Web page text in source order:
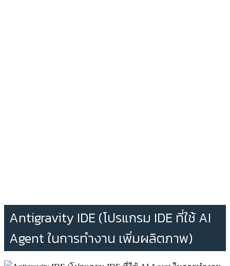
Antigravity IDE (โปรแกรม IDE ที่ใช้ AI
Agent ในการทำงาน เพิ่มผลิตภาพ)